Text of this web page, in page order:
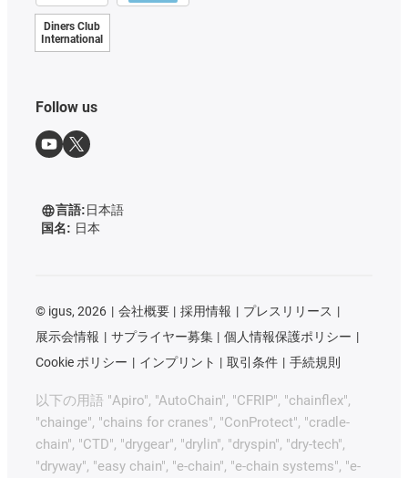
Diners Club
International
Follow us
言語:日本語
国名: 日本
© igus, 2026 会社概要 採用情報
プレスリリース
展示会情報
サプライヤー募集
個人情報保護ポリシー
Cookie ポリシー
インプリント 取引条件 手続規則
以下の用語 "Apiro", "AutoChain", "CFRIP", "chainflex",
"chainge", "chains for cranes", "ConProtect", "cradle-
chain", "CTD", "drygear", "drylin", "dryspin", "dry-tech",
"dryway", "easy chain", "e-chain", "e-chain systems", "e-